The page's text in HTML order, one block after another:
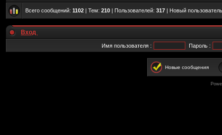
Всего сообщений: 1102 | Тем: 210 | Пользователей: 317 | Новый
Вход
Имя пользователя : Пароль :
Новые сообщения